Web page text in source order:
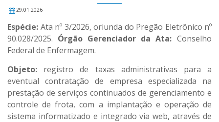
29.01.2026
Espécie: Ata nº 3/2026, oriunda do Pregão Eletrônico nº
90.028/2025. Órgão Gerenciador da Ata: Conselho
Federal de Enfermagem.
Objeto: registro de taxas administrativas para a
eventual contratação de empresa especializada na
prestação de serviços continuados de gerenciamento e
controle de frota, com a implantação e operação de
sistema informatizado e integrado via web, através de